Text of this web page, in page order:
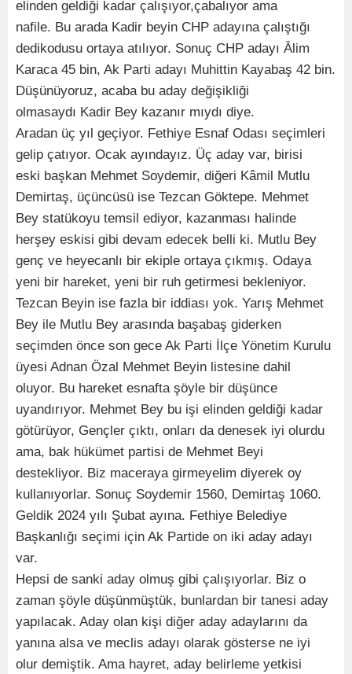
elinden geldiği kadar çalışıyor,çabalıyor ama
nafile. Bu arada Kadir beyin CHP adayına çalıştığı
dedikodusu ortaya atılıyor. Sonuç CHP adayı Âlim
Karaca 45 bin, Ak Parti adayı Muhittin Kayabaş 42 bin.
Düşünüyoruz, acaba bu aday değişikliği
olmasaydı Kadir Bey kazanır mıydı diye.
Aradan üç yıl geçiyor. Fethiye Esnaf Odası seçimleri
gelip çatıyor. Ocak ayındayız. Üç aday var, birisi
eski başkan Mehmet Soydemir, diğeri Kâmil Mutlu
Demirtaş, üçüncüsü ise Tezcan Göktepe. Mehmet
Bey statükoyu temsil ediyor, kazanması halinde
herşey eskisi gibi devam edecek belli ki. Mutlu Bey
genç ve heyecanlı bir ekiple ortaya çıkmış. Odaya
yeni bir hareket, yeni bir ruh getirmesi bekleniyor.
Tezcan Beyin ise fazla bir iddiası yok. Yarış Mehmet
Bey ile Mutlu Bey arasında başabaş giderken
seçimden önce son gece Ak Parti İlçe Yönetim Kurulu
üyesi Adnan Özal Mehmet Beyin listesine dahil
oluyor. Bu hareket esnafta şöyle bir düşünce
uyandırıyor. Mehmet Bey bu işi elinden geldiği kadar
götürüyor, Gençler çıktı, onları da denesek iyi olurdu
ama, bak hükümet partisi de Mehmet Beyi
destekliyor. Biz maceraya girmeyelim diyerek oy
kullanıyorlar. Sonuç Soydemir 1560, Demirtaş 1060.
Geldik 2024 yılı Şubat ayına. Fethiye Belediye
Başkanlığı seçimi için Ak Partide on iki aday adayı
var.
Hepsi de sanki aday olmuş gibi çalışıyorlar. Biz o
zaman şöyle düşünmüştük, bunlardan bir tanesi aday
yapılacak. Aday olan kişi diğer aday adaylarını da
yanına alsa ve meclis adayı olarak gösterse ne iyi
olur demiştik. Ama hayret, aday belirleme yetkisi